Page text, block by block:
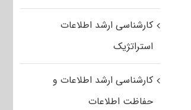
کارشناسی ارشد اطلاعات
استراتژیک
کارشناسی ارشد اطلاعات و
حفاظت اطلاعات